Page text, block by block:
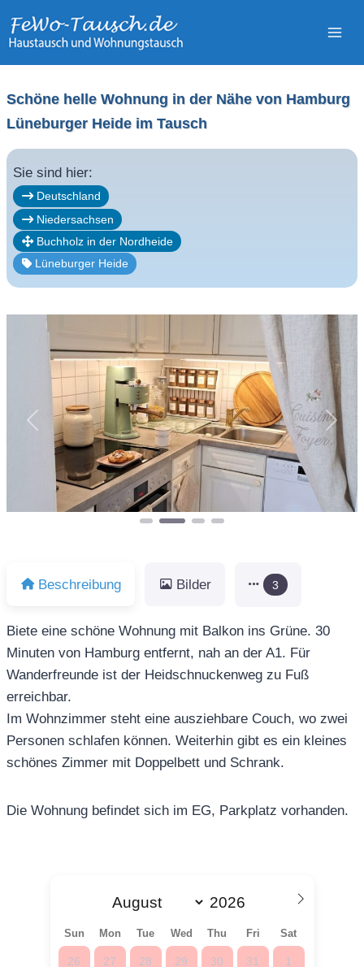
Inhalt
Schöne helle Wohnung in der Nähe von Hamburg
Lüneburger Heide im Tausch
Sie sind hier:
Deutschland
Niedersachsen
Buchholz in der Nordheide
Lüneburger Heide
Vorheriges
Beschreibung Bilder 3
Biete eine schöne Wohnung mit Balkon ins Grüne. 30
Minuten von Hamburg entfernt, nah an der A1. Für
Wanderfreunde ist der Heidschnuckenweg zu Fuß
erreichbar.
Im Wohnzimmer steht eine ausziehbare Couch, wo zwei
Personen schlafen können. Weiterhin gibt es ein kleines
schönes Zimmer mit Doppelbett und Schrank.
Die Wohnung befindet sich im EG, Parkplatz vorhanden.
Sun Mon Tue Wed Thu Fri Sat
26 27 28 29 30 31 1